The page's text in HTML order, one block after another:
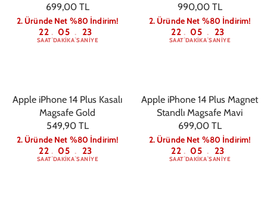
699,00 TL
2. Üründe Net %80 İndirim!
22
SAAT: 05
DAKIKA: 22
SANIYE
990,00 TL
2. Üründe Net %80 İndirim!
22
SAAT: 05
DAKIKA: 22
SANIYE
Apple iPhone 14 Plus Kasalı
Magsafe Gold
549,90 TL
2. Üründe Net %80 İndirim!
22
SAAT: 05
DAKIKA: 22
SANIYE
Apple iPhone 14 Plus Magnet
Standlı Magsafe Mavi
699,00 TL
2. Üründe Net %80 İndirim!
22
SAAT: 05
DAKIKA: 22
SANIYE